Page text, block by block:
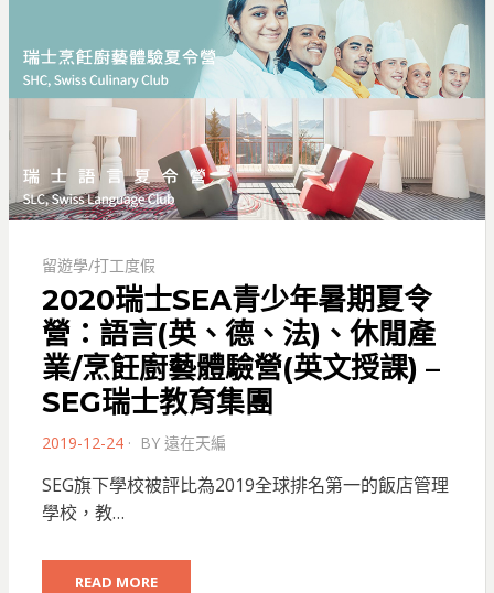
留遊學/打工度假
2020瑞士SEA青少年暑期夏令
營：語言(英、德、法)、休閒產
業/烹飪廚藝體驗營(英文授課) –
SEG瑞士教育集團
POSTED
2019-12-24 BY 遠在天編
SEG旗下學校被評比為2019全球排名第一的飯店管理
學校，教…
READ MORE